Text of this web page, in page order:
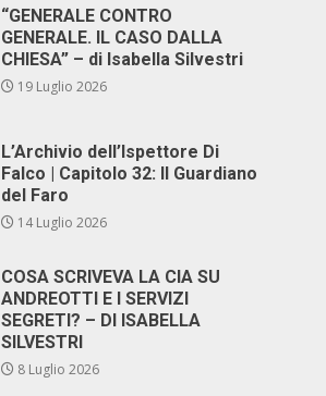
“GENERALE CONTRO
GENERALE. IL CASO DALLA
CHIESA” – di Isabella Silvestri
19 Luglio 2026
L’Archivio dell’Ispettore Di
Falco | Capitolo 32: Il Guardiano
del Faro
14 Luglio 2026
COSA SCRIVEVA LA CIA SU
ANDREOTTI E I SERVIZI
SEGRETI? – DI ISABELLA
SILVESTRI
8 Luglio 2026